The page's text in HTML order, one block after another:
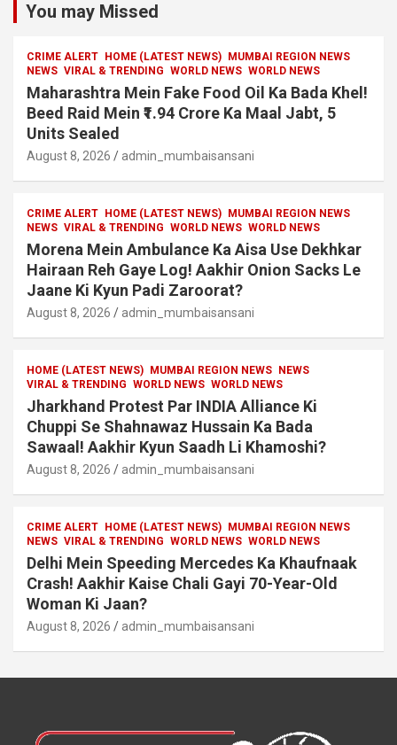
You may Missed
CRIME ALERT HOME (LATEST NEWS)
MUMBAI REGION NEWS
NEWS VIRAL & TRENDING WORLD NEWS WORLD NEWS
Maharashtra Mein Fake Food Oil Ka Bada Khel!
Beed Raid Mein ₹1.94 Crore Ka Maal Jabt, 5
Units Sealed
August 8, 2026 admin_mumbaisansani
CRIME ALERT HOME (LATEST NEWS)
MUMBAI REGION NEWS
NEWS VIRAL & TRENDING WORLD NEWS WORLD NEWS
Morena Mein Ambulance Ka Aisa Use Dekhkar
Hairaan Reh Gaye Log! Aakhir Onion Sacks Le
Jaane Ki Kyun Padi Zaroorat?
August 8, 2026 admin_mumbaisansani
HOME (LATEST NEWS) MUMBAI REGION NEWS
NEWS
VIRAL & TRENDING WORLD NEWS WORLD NEWS
Jharkhand Protest Par INDIA Alliance Ki
Chuppi Se Shahnawaz Hussain Ka Bada
Sawaal! Aakhir Kyun Saadh Li Khamoshi?
August 8, 2026 admin_mumbaisansani
CRIME ALERT HOME (LATEST NEWS)
MUMBAI REGION NEWS
NEWS VIRAL & TRENDING WORLD NEWS WORLD NEWS
Delhi Mein Speeding Mercedes Ka Khaufnaak
Crash! Aakhir Kaise Chali Gayi 70-Year-Old
Woman Ki Jaan?
August 8, 2026 admin_mumbaisansani